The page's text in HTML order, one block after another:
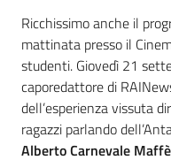
Ricchissimo anche il
mattinata presso il
studenti. Giovedì 21
caporedattore di
dell’esperienza vissuta
ragazzi parlando
Alberto Carnevale Maffè